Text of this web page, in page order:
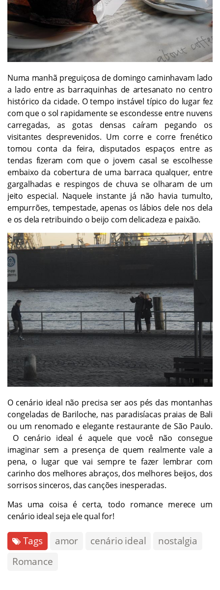
Numa manhã preguiçosa de domingo caminhavam lado
a lado entre as barraquinhas de artesanato no centro
histórico da cidade. O tempo instável típico do lugar fez
com que o sol rapidamente se escondesse entre nuvens
carregadas, as gotas densas caíram pegando os
visitantes desprevenidos. Um corre e corre frenético
tomou conta da feira, disputados espaços entre as
tendas fizeram com que o jovem casal se escolhesse
embaixo da cobertura de uma barraca qualquer, entre
gargalhadas e respingos de chuva se olharam de um
jeito especial. Naquele instante já não havia tumulto,
empurrões, tempestade, apenas os lábios dele nos dela
e os dela retribuindo o beijo com delicadeza e paixão.
O cenário ideal não precisa ser aos pés das montanhas
congeladas de Bariloche, nas paradisíacas praias de Bali
ou um renomado e elegante restaurante de São Paulo.
O cenário ideal é aquele que você não consegue
imaginar sem a presença de quem realmente vale a
pena, o lugar que vai sempre te fazer lembrar com
carinho dos melhores abraços, dos melhores beijos, dos
sorrisos sinceros, das canções inesperadas.
Mas uma coisa é certa, todo romance merece um
cenário ideal seja ele qual for!
Tags amor cenário ideal
nostalgia
Romance